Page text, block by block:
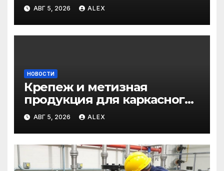
профессиональные услуги
для дома и авто
АВГ 5, 2026 ALEX
НОВОСТИ
Крепеж и метизная
продукция для каркасного
и загородного
строительства: от
саморезов до анкеров
АВГ 5, 2026 ALEX